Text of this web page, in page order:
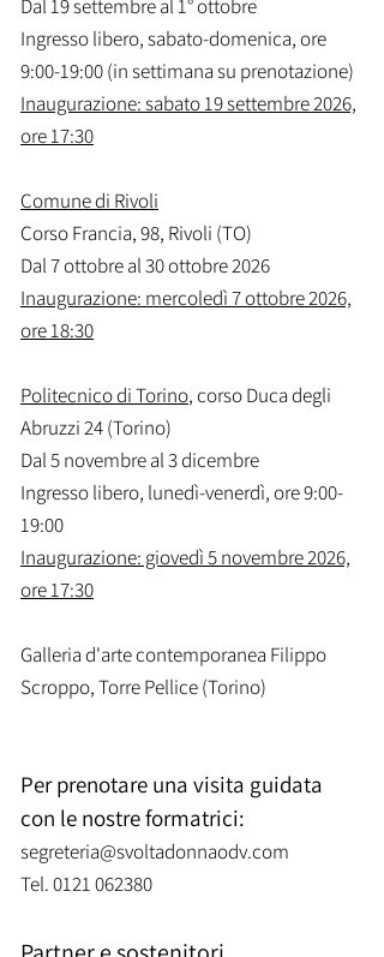
Dal 19 settembre al 1° ottobre
Ingresso libero, sabato-domenica, ore
9:00-19:00 (in settimana su prenotazione)
Inaugurazione: sabato 19 settembre 2026,
ore 17:30
Comune di Rivoli
Corso Francia, 98, Rivoli (TO)
Dal 7 ottobre al 30 ottobre 2026
Inaugurazione: mercoledì 7 ottobre 2026,
ore 18:30
Politecnico di Torino, corso Duca degli
Abruzzi 24 (Torino)
Dal 5 novembre al 3 dicembre
Ingresso libero, lunedì-venerdì, ore 9:00-
19:00
Inaugurazione: giovedì 5 novembre 2026,
ore 17:30
​Galleria d'arte contemporanea Filippo
Scroppo, Torre Pellice (Torino)
Per prenotare una visita guidata
con le nostre formatrici:
segreteria@svoltadonnaodv.com
Tel.0121 062380